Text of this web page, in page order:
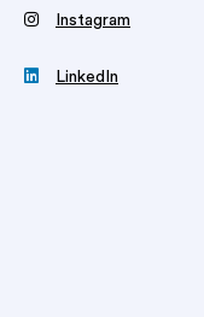
‍ Instagram
 LinkedIn